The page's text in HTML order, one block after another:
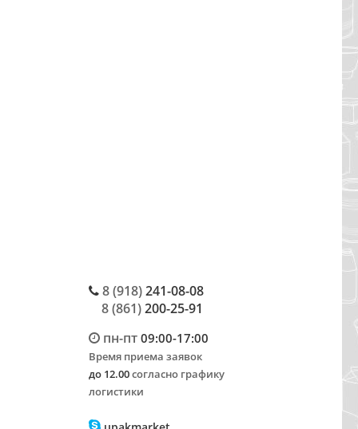
8 (918)241-08-08
8 (861)200-25-91
пн-пт09:00-17:00
Время приема заявок
до 12.00согласно графику
логистики